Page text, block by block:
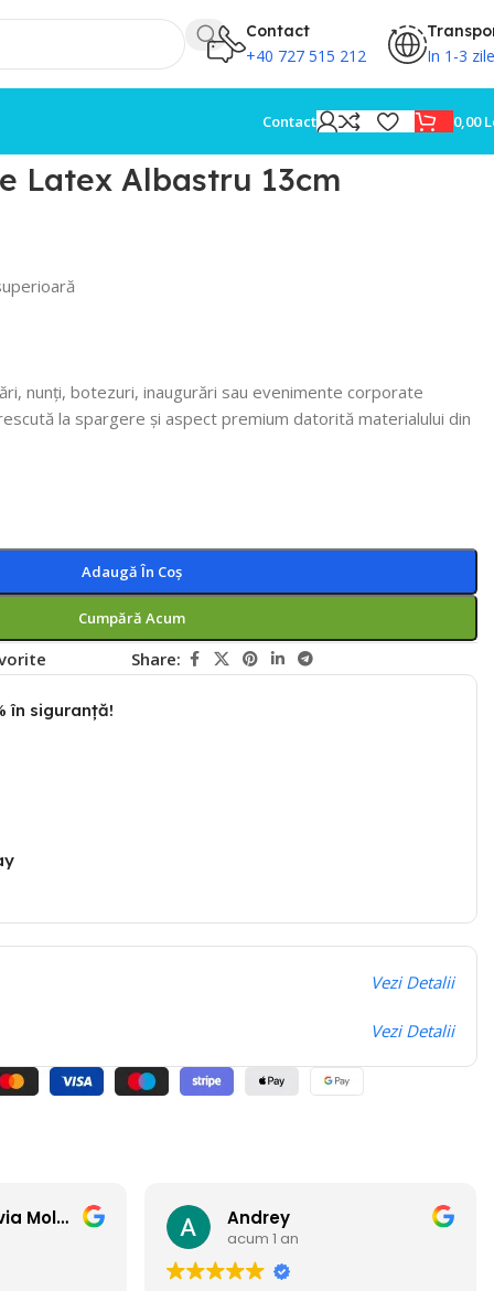
Contact
+40 727 515 212 In 1-3 zile
Contact 0,00
Latex Albastru 13cm
nunți, botezuri, inaugurări sau evenimente corporate
la spargere și aspect premium datorită materialului din
Adaugă În Coș
Cumpără Acum
Share:
în siguranță!
Vezi Detalii
Vezi Detalii
Anamaria Flavia Moldovan Andrey
acum 1 an